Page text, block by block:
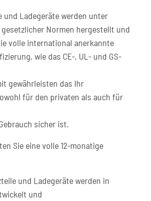
und Ladegeräte werden unter
Normen hergestellt und
volle international anerkannte
wie das CE-, UL- und GS-
gewährleisten das Ihr
für den privaten als auch für
sicher ist.
Sie eine volle 12-monatige
und Ladegeräte werden in
und